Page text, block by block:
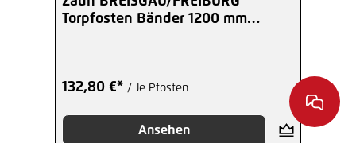
Torpfosten Bänder 1200 mm
132,80 €* / Je Pfosten
Ansehen